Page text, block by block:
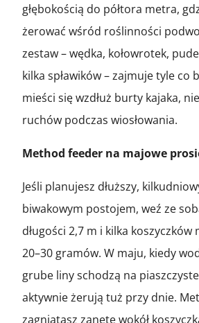
głębokością do półtora metra,
żerować wśród roślinności
zestaw – wędka, kołowrotek,
kilka spławików – zajmuje tyle co
mieści się wzdłuż burty kajaka,
ruchów podczas wiosłowania.
Method feeder na majowe
Jeśli planujesz dłuższy,
biwakowym postojem, weź ze
długości 2,7 m i kilka
20–30 gramów. W maju, kiedy
grube liny schodzą na piaszczyste
aktywnie żerują tuż przy dnie.
zagniatasz zanętę wokół